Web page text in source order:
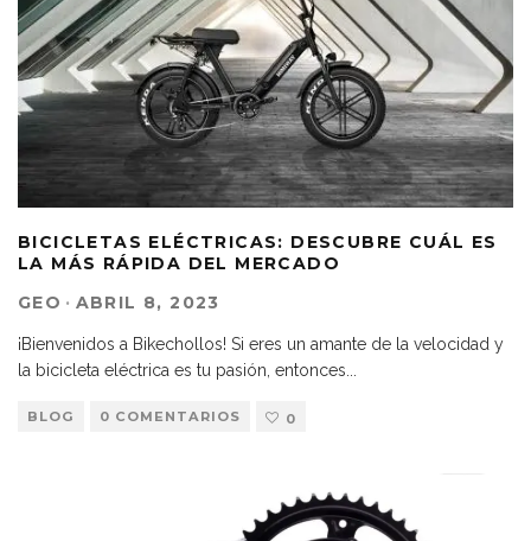
BICICLETAS ELÉCTRICAS: DESCUBRE CUÁL ES
LA MÁS RÁPIDA DEL MERCADO
GEO · ABRIL 8, 2023
¡Bienvenidos a Bikechollos! Si eres un amante de la velocidad y
la bicicleta eléctrica es tu pasión, entonces
BLOG 0 COMENTARIOS 0